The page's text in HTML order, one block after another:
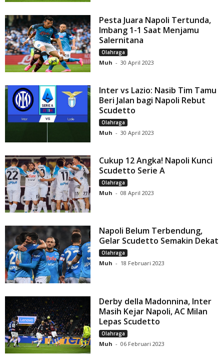
Pesta Juara Napoli Tertunda,
Imbang 1-1 Saat Menjamu
Salernitana
Olahraga
Muh - 30 April 2023
Inter vs Lazio: Nasib Tim Tamu
Beri Jalan bagi Napoli Rebut
Scudetto
Olahraga
Muh - 30 April 2023
Cukup 12 Angka! Napoli Kunci
Scudetto Serie A
Olahraga
Muh - 08 April 2023
Napoli Belum Terbendung,
Gelar Scudetto Semakin Dekat
Olahraga
Muh - 18 Februari 2023
Derby della Madonnina, Inter
Masih Kejar Napoli, AC Milan
Lepas Scudetto
Olahraga
Muh - 06 Februari 2023